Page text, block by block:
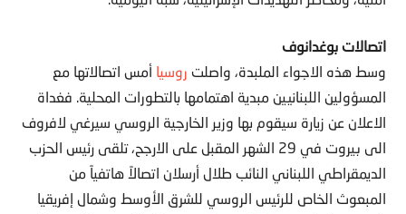
اتصالات بوغدانوف
وسط هذه الاجواء الملبدة، واصلت روسيا أمس اتصالاتها مع
المسؤولين اللبنانيين مبدية اهتمامها بالتطورات المحلية. فغداة
الاعلان عن زيارة سيقوم بها وزير الخارجية الروسي سيرغي لافروف
الى بيروت في 29 الشهر المقبل على الارجح، تلقى رئيس الحزب
الديمقراطي اللبناني النائب طلال أرسلان اتصالاً هاتفياً من
المبعوث الخاص للرئيس الروسي للشرق الأوسط وشمال إفريقيا